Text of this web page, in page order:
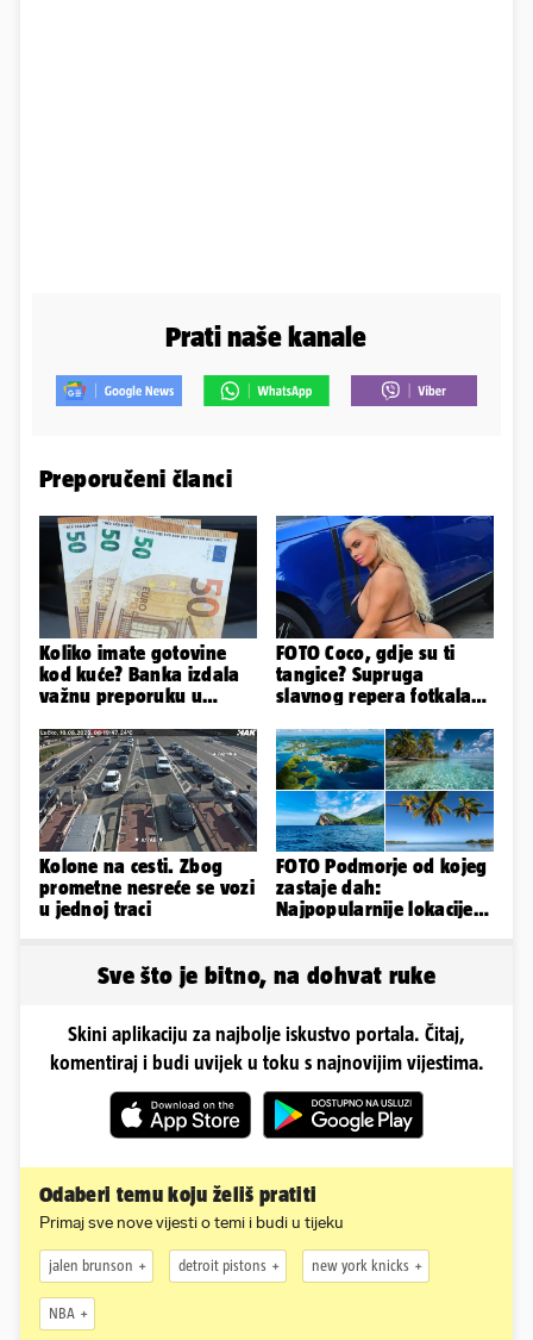
Prati naše kanale
Preporučeni članci
Koliko imate gotovine
kod kuće? Banka izdala
važnu preporuku u
FOTO Coco, gdje su ti
tangice? Supruga
slavnog repera fotkala
sve
Kolone na cesti. Zbog
prometne nesreće se vozi
u jednoj traci
FOTO Podmorje od kojeg
zastaje dah:
Najpopularnije lokacije
Sve što je bitno, na dohvat ruke
Skini aplikaciju za najbolje iskustvo portala. Čitaj,
komentiraj i budi uvijek u toku s najnovijim vijestima.
Odaberi temu koju želiš pratiti
Primaj sve nove vijesti o temi i budi u tijeku
jalen brunson detroit pistons new york knicks
NBA